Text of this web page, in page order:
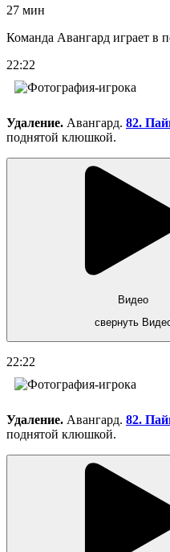
27 мин
Команда Авангард играет в
22:22
Удаление. Авангард. 82.
поднятой клюшкой.
Видео
свернуть
22:22
Удаление. Авангард. 82.
поднятой клюшкой.